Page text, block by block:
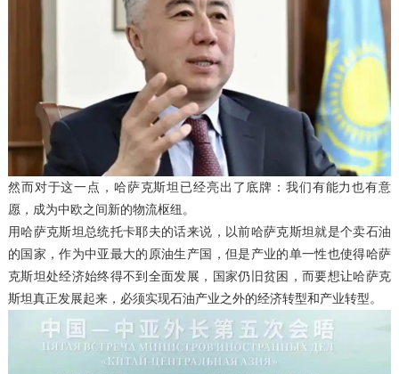
然而对于这一点，哈萨克斯坦已经亮出了底牌：我们有能力也有意
愿，成为中欧之间新的物流枢纽。
用哈萨克斯坦总统托卡耶夫的话来说，以前哈萨克斯坦就是个卖石油
的国家，作为中亚最大的原油生产国，但是产业的单一性也使得哈萨
克斯坦处经济始终得不到全面发展，国家仍旧贫困，而要想让哈萨克
斯坦真正发展起来，必须实现石油产业之外的经济转型和产业转型。